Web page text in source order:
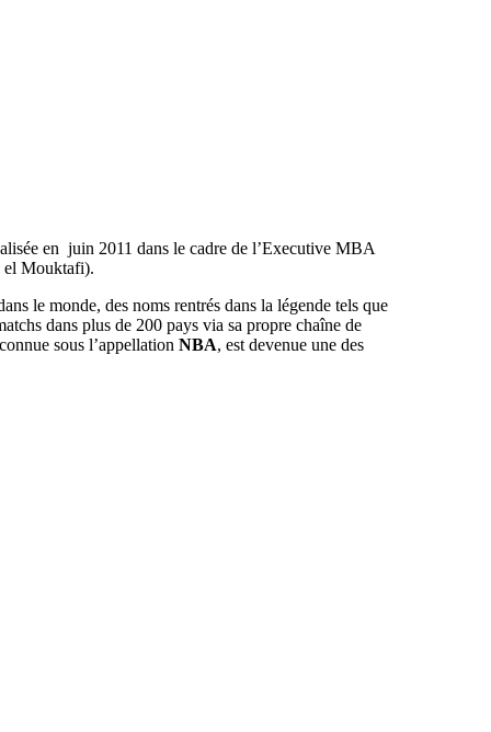
en juin 2011 dans le cadre de l’Executive MBA
el Mouktafi).
le monde, des noms rentrés dans la légende tels que
dans plus de 200 pays via sa propre chaîne de
sous l’appellation NBA, est devenue une des